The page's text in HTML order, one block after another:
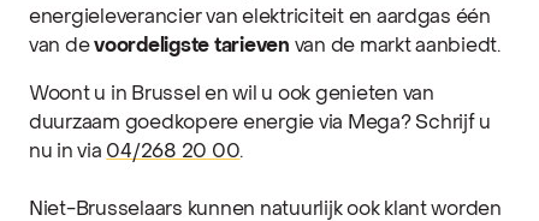
energieleverancier van elektriciteit en aardgas één
van devoordeligste tarieven van de markt aanbiedt.
Woont u in Brussel en wil u ook genieten van
duurzaam goedkopere energie via Mega? Schrijf u
nu in via 04/268 20 00.
Niet-Brusselaars kunnen natuurlijk ook klant worden